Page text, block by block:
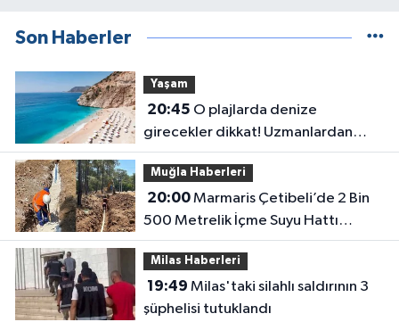
Son Haberler
Yaşam
20:45
girecekler dikkat! Uzmanlardan
kirlilik uyarısı geldi
Muğla Haberleri
20:00Marmaris Çetibeli’de 2 Bin
500 Metrelik İçme Suyu Hattı
Yenileniyor
Milas Haberleri
19:49
şüphelisi tutuklandı